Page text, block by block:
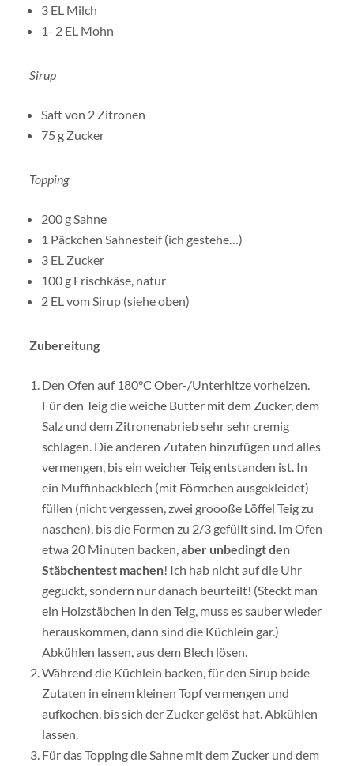
3 EL Milch
1- 2 EL Mohn
Sirup
Saft von 2 Zitronen
75 g Zucker
Topping
200 g Sahne
1 Päckchen Sahnesteif (ich gestehe…)
3 EL Zucker
100 g Frischkäse, natur
2 EL vom Sirup (siehe oben)
Zubereitung
Den Ofen auf 180°C Ober-/Unterhitze vorheizen.
Für den Teig die weiche Butter mit dem Zucker, dem
Salz und dem Zitronenabrieb sehr sehr cremig
schlagen. Die anderen Zutaten hinzufügen und alles
vermengen, bis ein weicher Teig entstanden ist. In
ein Muffinbackblech (mit Förmchen ausgekleidet)
füllen (nicht vergessen, zwei groooße Löffel Teig zu
naschen), bis die Formen zu 2/3 gefüllt sind. Im Ofen
etwa 20 Minuten backen,aber unbedingt den
Stäbchentest machen! Ich hab nicht auf die Uhr
geguckt, sondern nur danach beurteilt! (Steckt man
ein Holzstäbchen in den Teig, muss es sauber wieder
herauskommen, dann sind die Küchlein gar.)
Abkühlen lassen, aus dem Blech lösen.
Während die Küchlein backen, für den Sirup beide
Zutaten in einem kleinen Topf vermengen und
aufkochen, bis sich der Zucker gelöst hat. Abkühlen
lassen.
Für das Topping die Sahne mit dem Zucker und dem